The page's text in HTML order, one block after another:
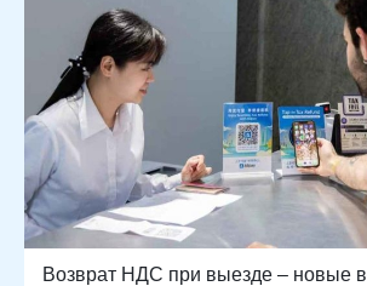
Возврат НДС при выезде – новые